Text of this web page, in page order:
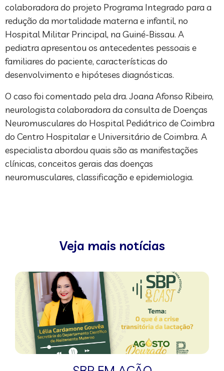
colaboradora do projeto Programa Integrado para a
redução da mortalidade materna e infantil, no
Hospital Militar Principal, na Guiné-Bissau. A
pediatra apresentou os antecedentes pessoais e
familiares do paciente, características do
desenvolvimento e hipóteses diagnósticas.
O caso foi comentado pela dra. Joana Afonso Ribeiro,
neurologista colaboradora da consulta de Doenças
Neuromusculares do Hospital Pediátrico de Coimbra
do Centro Hospitalar e Universitário de Coimbra. A
especialista abordou quais são as manifestações
clínicas, conceitos gerais das doenças
neuromusculares, classificação e epidemiologia.
Veja mais notícias